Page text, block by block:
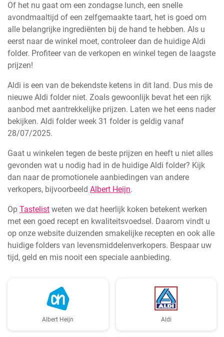
Of het nu gaat om een zondagse lunch, een snelle
avondmaaltijd of een zelfgemaakte taart, het is goed om
alle belangrijke ingrediënten bij de hand te hebben. Als u
eerst naar de winkel moet, controleer dan de huidige Aldi
folder. Profiteer van de verkopen en winkel tegen de laagste
prijzen!
Aldi is een van de bekendste ketens in dit land. Dus mis de
nieuwe Aldi folder niet. Zoals gewoonlijk bevat het een rijk
aanbod met aantrekkelijke prijzen. Laten we het eens nader
bekijken. Aldi folder week 31 folder is geldig vanaf
28/07/2025.
Gaat u winkelen tegen de beste prijzen en heeft u niet alles
gevonden wat u nodig had in de huidige Aldi folder? Kijk
dan naar de promotionele aanbiedingen van andere
verkopers, bijvoorbeeld Albert Heijn.
Op Tastelist weten we dat heerlijk koken betekent werken
met een goed recept en kwaliteitsvoedsel. Daarom vindt u
op onze website duizenden smakelijke recepten en ook alle
huidige folders van levensmiddelenverkopers. Bespaar uw
tijd, geld en mis nooit een speciale aanbieding.
Albert Heijn Aldi